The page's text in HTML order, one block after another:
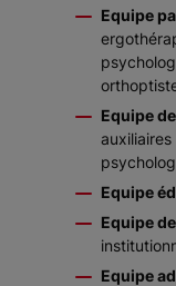
Equipe
Equipe
Equipe
Equipe
Equipe